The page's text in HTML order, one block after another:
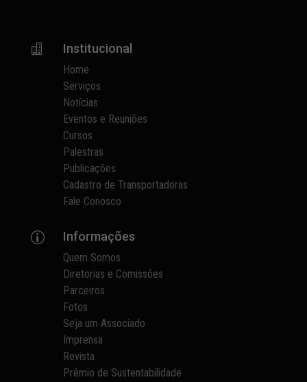
 Institucional
Home
Serviços
Notícias
Eventos e Reuniões
Cursos
Palestras
Publicações
Cadastro de Transportadoras
Fale Conosco
p Informações
Quem Somos
Diretorias e Comissões
Parceiros
Fotos
Seja um Associado
Imprensa
Revista
Prêmio de Sustentabilidade